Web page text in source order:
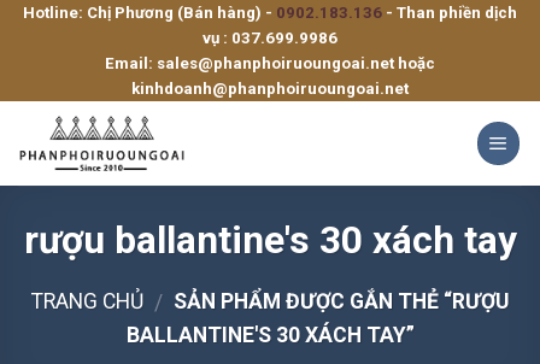
SkipHotline: Chị Phương (Bán hàng) - 0902.183.136 - Than phiền dịch
vụ : 037.699.9986
Email: sales@phanphoiruoungoai.net hoặc
kinhdoanh@phanphoiruoungoai.net
rượu ballantine's 30 xách tay
TRANG CHỦ / SẢN PHẨM ĐƯỢC GẮN THẺ “RƯỢU
BALLANTINE'S 30 XÁCH TAY”